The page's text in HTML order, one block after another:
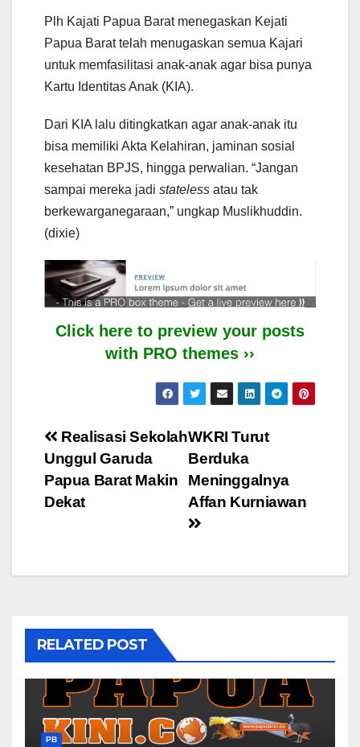
Plh Kajati Papua Barat menegaskan Kejati
Papua Barat telah menugaskan semua Kajari
untuk memfasilitasi anak-anak agar bisa punya
Kartu Identitas Anak (KIA).
Dari KIA lalu ditingkatkan agar anak-anak itu
bisa memiliki Akta Kelahiran, jaminan sosial
kesehatan BPJS, hingga perwalian. “Jangan
sampai mereka jadi stateless atau tak
berkewarganegaraan,” ungkap Muslikhuddin.
(dixie)
Click here to preview your posts
with PRO themes ››
Post
navigation
WKRI Turut
Berduka
Meninggalnya
Affan Kurniawan
Realisasi Sekolah
Unggul Garuda
Papua Barat Makin
Dekat
RELATED POST
PB